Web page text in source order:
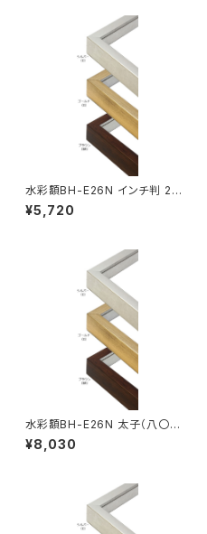
水彩額BH-E26N インチ判 20
3×254ミリ
¥5,720
水彩額BH-E26N 太子（八〇）
判 287×378ミリ
¥8,030